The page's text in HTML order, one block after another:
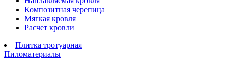
Композитная черепица
Мягкая кровля
Расчет кровли
Плитка тротуарная
Пиломатериалы